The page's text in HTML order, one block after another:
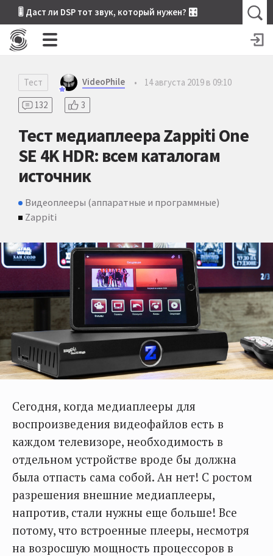
🎚 Даст ли DSP тот звук, который нужен? 🎛
Тест VideoPhile •
14 августа 2019 в 09:10
132
3
Тест медиаплеера Zappiti One
SE 4K HDR: всем каталогам
источник
Видеоплееры (аппаратные и программные)
Zappiti
Сегодня, когда медиаплееры для
воспроизведения видеофайлов есть в
каждом телевизоре, необходимость в
отдельном устройстве вроде бы должна
была отпасть сама собой. Ан нет! С ростом
разрешения внешние медиаплееры,
напротив, стали нужны еще больше! Все
потому, что встроенные плееры, несмотря
на возросшую мощность процессоров в